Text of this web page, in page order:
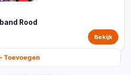
Rood
Bekijk
Toevoegen